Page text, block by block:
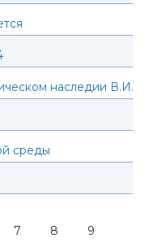
наследии
среды
7 8
9